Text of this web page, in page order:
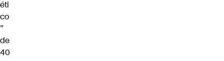
éti
co
”
de
40